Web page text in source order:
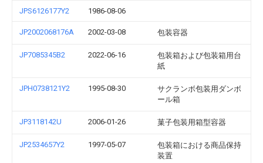
JPS6126177Y2 1986-08-06
JP2002068176A 2002-03-08 包装容器
JP7085345B2 2022-06-16
包装箱および包装箱用台
紙
JPH0738121Y2 1995-08-30
サクランボ包装用ダンボ
ール箱
JP3118142U 2006-01-26 菓子包装用箱型容器
JP2534657Y2 1997-05-07
包装箱における商品保持
装置